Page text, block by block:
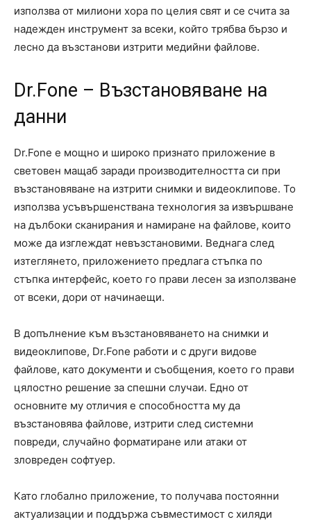
използва от милиони хора по целия свят и се счита за
надежден инструмент за всеки, който трябва бързо и
лесно да възстанови изтрити медийни файлове.
Dr.Fone – Възстановяване на
данни
Dr.Fone е мощно и широко признато приложение в
световен мащаб заради производителността си при
възстановяване на изтрити снимки и видеоклипове. То
използва усъвършенствана технология за извършване
на дълбоки сканирания и намиране на файлове, които
може да изглеждат невъзстановими. Веднага след
изтеглянето, приложението предлага стъпка по
стъпка интерфейс, което го прави лесен за използване
от всеки, дори от начинаещи.
В допълнение към възстановяването на снимки и
видеоклипове, Dr.Fone работи и с други видове
файлове, като документи и съобщения, което го прави
цялостно решение за спешни случаи. Едно от
основните му отличия е способността му да
възстановява файлове, изтрити след системни
повреди, случайно форматиране или атаки от
зловреден софтуер.
Като глобално приложение, то получава постоянни
актуализации и поддържа съвместимост с хиляди